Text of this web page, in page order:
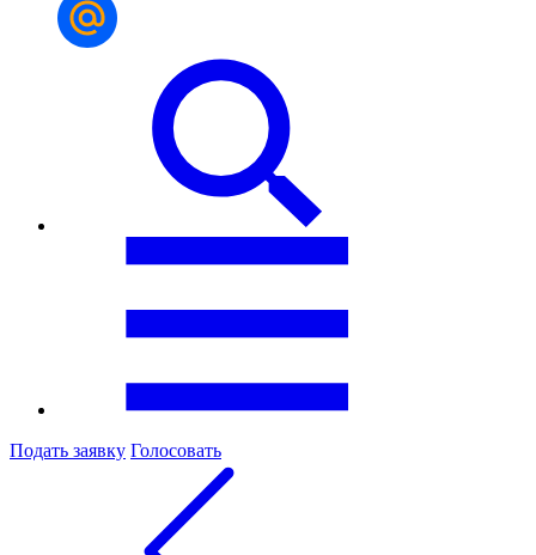
Подать заявку Голосовать